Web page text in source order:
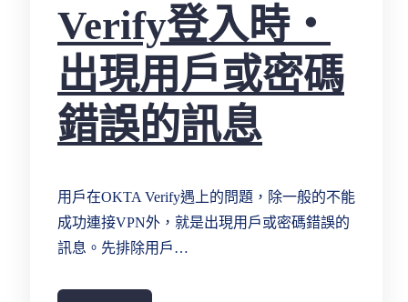
Verify登入時‧
出現用戶或密碼
錯誤的訊息
用戶在OKTA Verify遇上的問題，除一般的不能
成功連接VPN外，就是出現用戶或密碼錯誤的
訊息。先排除用戶…